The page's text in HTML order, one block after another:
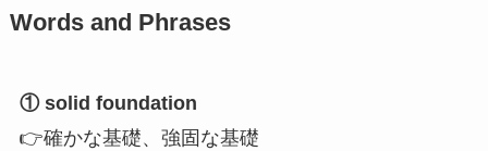
Words and Phrases
① solid foundation
👉確かな基礎、強固な基礎